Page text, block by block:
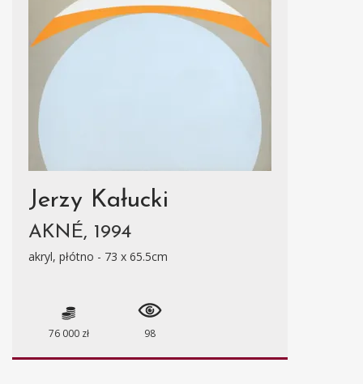
Jerzy Kałucki
AKNÉ, 1994
akryl, płótno - 73 x 65.5cm
76 000 zł 98